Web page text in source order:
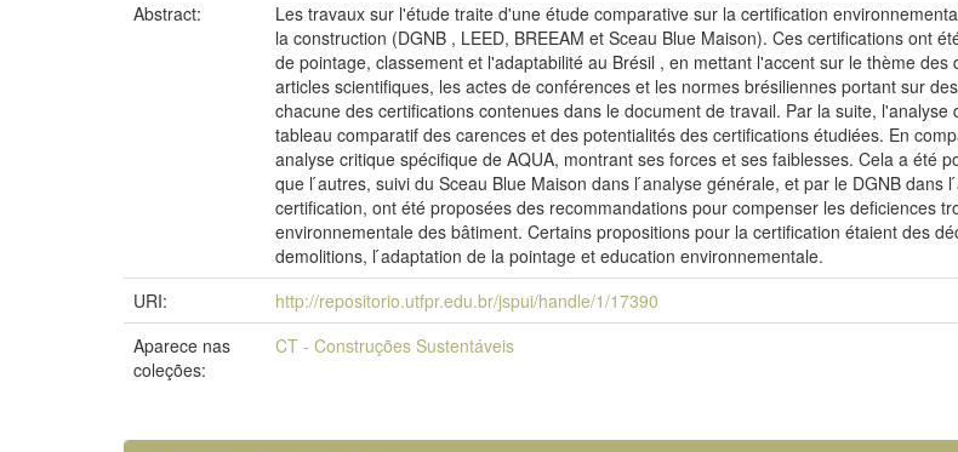
Abstract:
Les travaux sur l'étude traite d'une étude comparative sur la certification
la construction (DGNB , LEED, BREEAM et Sceau Blue Maison). Ces certifications ont
de pointage, classement et l'adaptabilité au Brésil , en mettant l'accent sur le thème
articles scientifiques, les actes de conférences et les normes brésiliennes portant sur
chacune des certifications contenues dans le document de travail. Par la suite,
tableau comparatif des carences et des potentialités des certifications étudiées. En
analyse critique spécifique de AQUA, montrant ses forces et ses faiblesses. Cela a été
que l ́autres, suivi du Sceau Blue Maison dans l ́analyse générale, et par le DGNB
certification, ont été proposées des recommandations pour compenser les deficiences
environnementale des bâtiment. Certains propositions pour la certification étaient des
demolitions, l ́adaptation de la pointage et education environnementale.
URI:
http://repositorio.utfpr.edu.br/jspui/handle/1/17390
Aparece nas
coleções:
CT - Construções Sustentáveis